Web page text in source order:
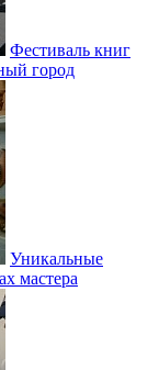
Фестиваль книг
город
Уникальные
мастера